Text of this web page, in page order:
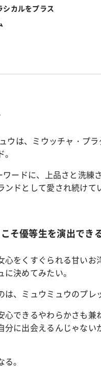
シカルをプラス
ウは、ミウッチャ・プ
ワードに、上品さと洗練
ドとして愛され続けて
そ優等生を演出でき
心をくすぐられる甘いお
決めてみたい。
、ミュウミュウのプレ
心できるやわらかさも兼
分に出会えるんじゃない
。
占い
【12星座別】今月の恋愛運